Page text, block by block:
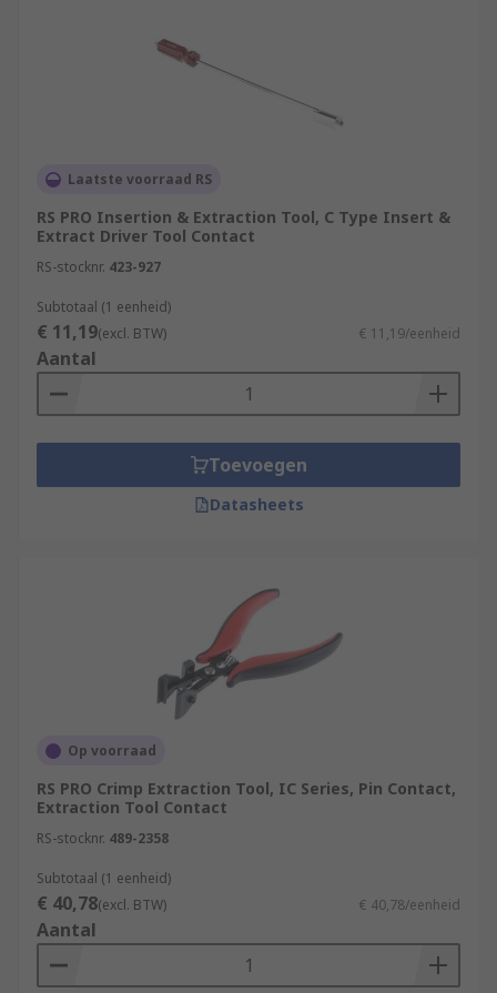
Laatste voorraad RS
RS PRO Insertion & Extraction Tool, C Type Insert &
Extract Driver Tool Contact
RS-stocknr. 423-927
Subtotaal (1 eenheid)
€ 11,19(excl. BTW) € 11,19/eenheid
Aantal
Toevoegen
Datasheets
Op voorraad
RS PRO Crimp Extraction Tool, IC Series, Pin Contact,
Extraction Tool Contact
RS-stocknr. 489-2358
Subtotaal (1 eenheid)
€ 40,78(excl. BTW) € 40,78/eenheid
Aantal